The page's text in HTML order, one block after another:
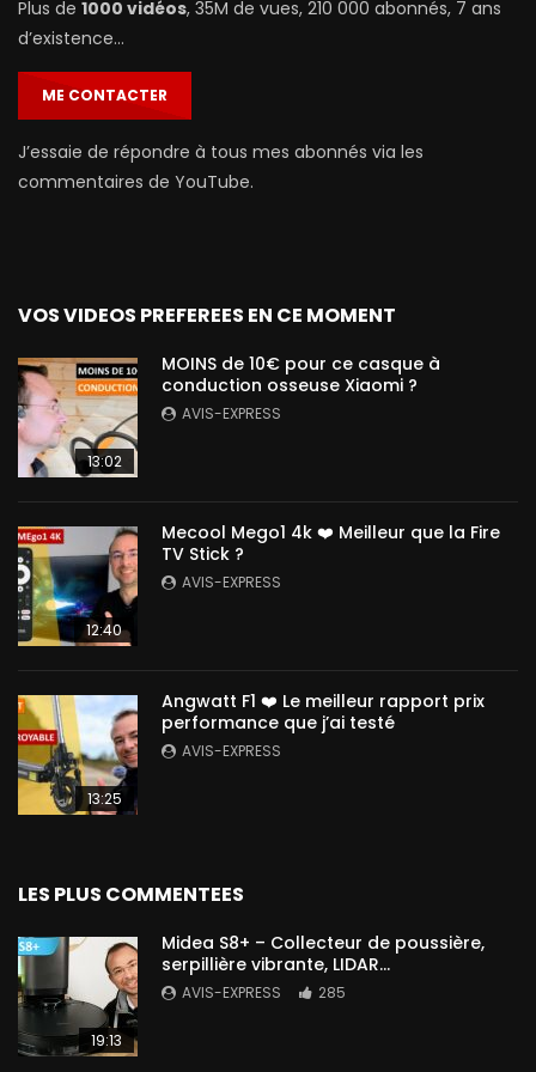
Plus de 1000 vidéos, 35M de vues, 210 000 abonnés, 7 ans
d’existence…
ME CONTACTER
J’essaie de répondre à tous mes abonnés via les
commentaires de YouTube.
VOS VIDEOS PREFEREES EN CE MOMENT
13:02
MOINS de 10€ pour ce casque à
conduction osseuse Xiaomi ?
AVIS-EXPRESS
12:40
Mecool Mego1 4k ❤️ Meilleur que la Fire
TV Stick ?
AVIS-EXPRESS
13:25
Angwatt F1 ❤️ Le meilleur rapport prix
performance que j’ai testé
AVIS-EXPRESS
LES PLUS COMMENTEES
19:13
Midea S8+ – Collecteur de poussière,
serpillière vibrante, LIDAR…
AVIS-EXPRESS 285